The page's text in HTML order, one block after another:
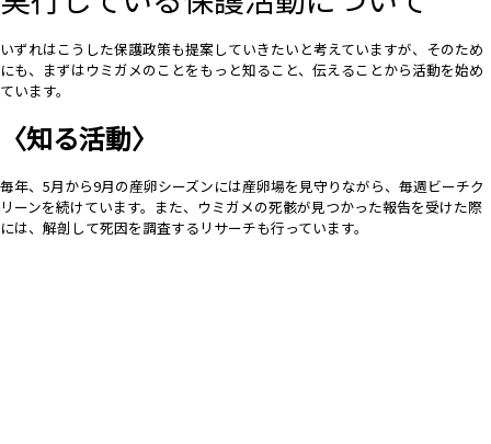
いずれはこうした保護政策も提案していきたいと考えていますが、そのため
にも、まずはウミガメのことをもっと知ること、伝えることから活動を始め
ています。
〈知る活動〉
毎年、5月から9月の産卵シーズンには産卵場を見守りながら、毎週ビーチク
リーンを続けています。また、ウミガメの死骸が見つかった報告を受けた際
には、解剖して死因を調査するリサーチも行っています。